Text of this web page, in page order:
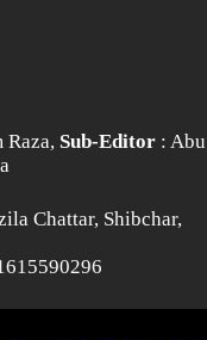
Sub-Editor : Abu
Chattar, Shibchar,